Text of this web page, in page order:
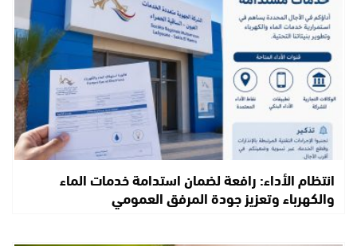
انتظام الأداء: رافعة لضمان استدامة خدمات الماء
والكهرباء وتعزيز جودة المرفق العمومي